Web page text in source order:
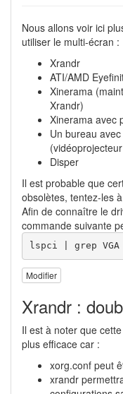
Nous allons voir ici
utiliser le multi-écran :
Xrandr
ATI/AMD
Xinerama
Xrandr)
Xinerama avec
Un bureau
Disper
Il est probable que
obsolètes, tentez-les
Afin de connaître le
commande suivante
lspci | grep VGA
Modifier
Xrandr :
Il est à noter que
plus efficace car :
xorg.conf peut
xrandr